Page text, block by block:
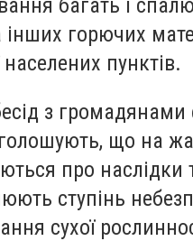
багать і
інших горючих
населених пунктів.
з громадянами
що на
про наслідки
ступінь
сухої